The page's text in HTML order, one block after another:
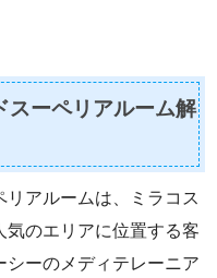
スーペリアルーム解
アルームは、ミラコス
気のエリアに位置する客
ーのメディテレーニア